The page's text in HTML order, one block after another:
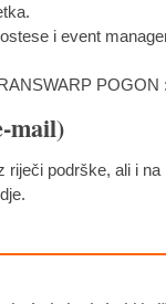
i event
POGON
mail)
riječi podrške, ali i